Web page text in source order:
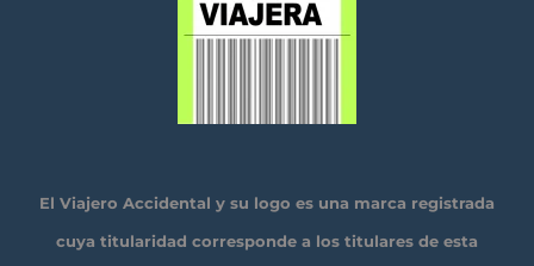
El Viajero Accidental y su logo es una marca registrada
cuya titularidad corresponde a los titulares de esta